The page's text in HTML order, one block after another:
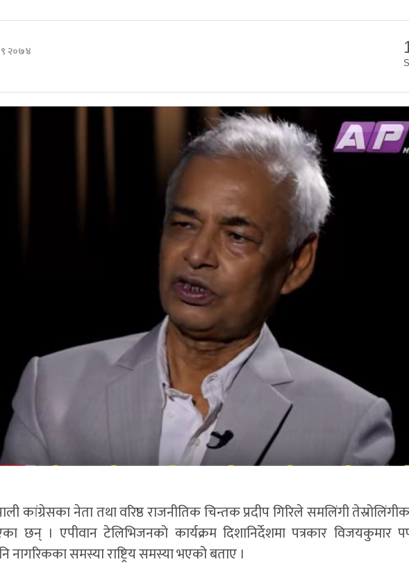
९ २०७४
कांग्रेसका नेता तथा वरिष्ठ राजनीतिक चिन्तक प्रदीप गिरिले समलिंगी
छन् । एपीवान टेलिभिजनको कार्यक्रम दिशानिर्देशमा पत्रकार विजयकुमार
समस्या राष्ट्रिय समस्या भएको बताए ।